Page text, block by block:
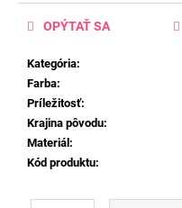
Kategória:
Farba:
Príležitosť:
Krajina pôvodu:
Materiál :
Kód produktu:
OPÝTAŤ SA